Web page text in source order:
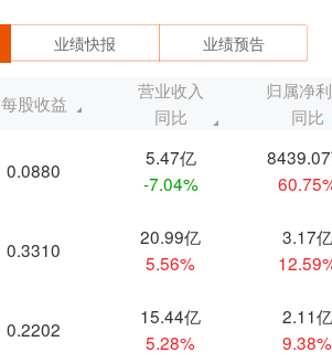
业绩快报 业绩预告
每股收益
营业收入
同比
归属净
同比
0.0880
5.47亿
-7.04%
0.3310
20.99亿
5.56%
3.17亿
0.2202
15.44亿
5.28%
2.11亿
9.38%